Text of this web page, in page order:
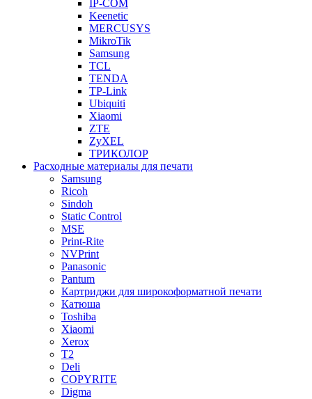
IP-COM
Keenetic
MERCUSYS
MikroTik
Samsung
TCL
TENDA
TP-Link
Ubiquiti
Xiaomi
ZTE
ZyXEL
ТРИКОЛОР
Расходные материалы для печати
Samsung
Ricoh
Sindoh
Static Control
MSE
Print-Rite
NVPrint
Panasonic
Pantum
Картриджи для широкоформатной печати
Катюша
Toshiba
Xiaomi
Xerox
T2
Deli
COPYRITE
Digma